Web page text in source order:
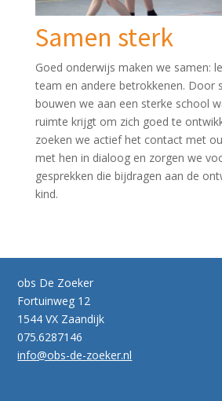
Samen sterk
Goed onderwijs maken we samen:
team en andere betrokkenen. Door
bouwen we aan een sterke school
ruimte krijgt om zich goed te
zoeken we actief het contact met
met hen in dialoog en zorgen we
gesprekken die bijdragen aan de
kind.
obs De Zoeker
Fortuinweg 12
1544 VX Zaandijk
075.6287146
info@obs-de-zoeker.nl